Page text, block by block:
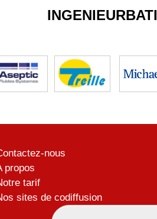
nous
propos
tarif
sites de codiffusion